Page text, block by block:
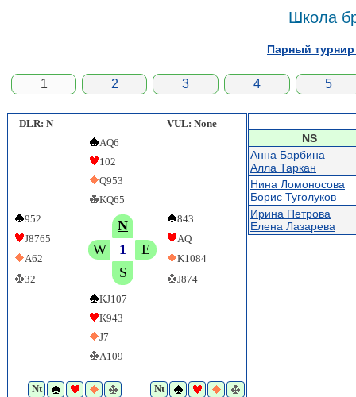
Школа
Парный турнир
1 2 3 4 5
DLR: N
VUL: None
AQ6
102
Q953
KQ65
952
N
W
1
E
S
843
J8765
AQ
A62
K1084
32
J874
KJ107
K943
J7
A109
Nt
Nt
NS
Анна Барбина
Алла Таркан
Нина Ломоносова
Борис Туголуков
Ирина Петрова
Елена Лазарева